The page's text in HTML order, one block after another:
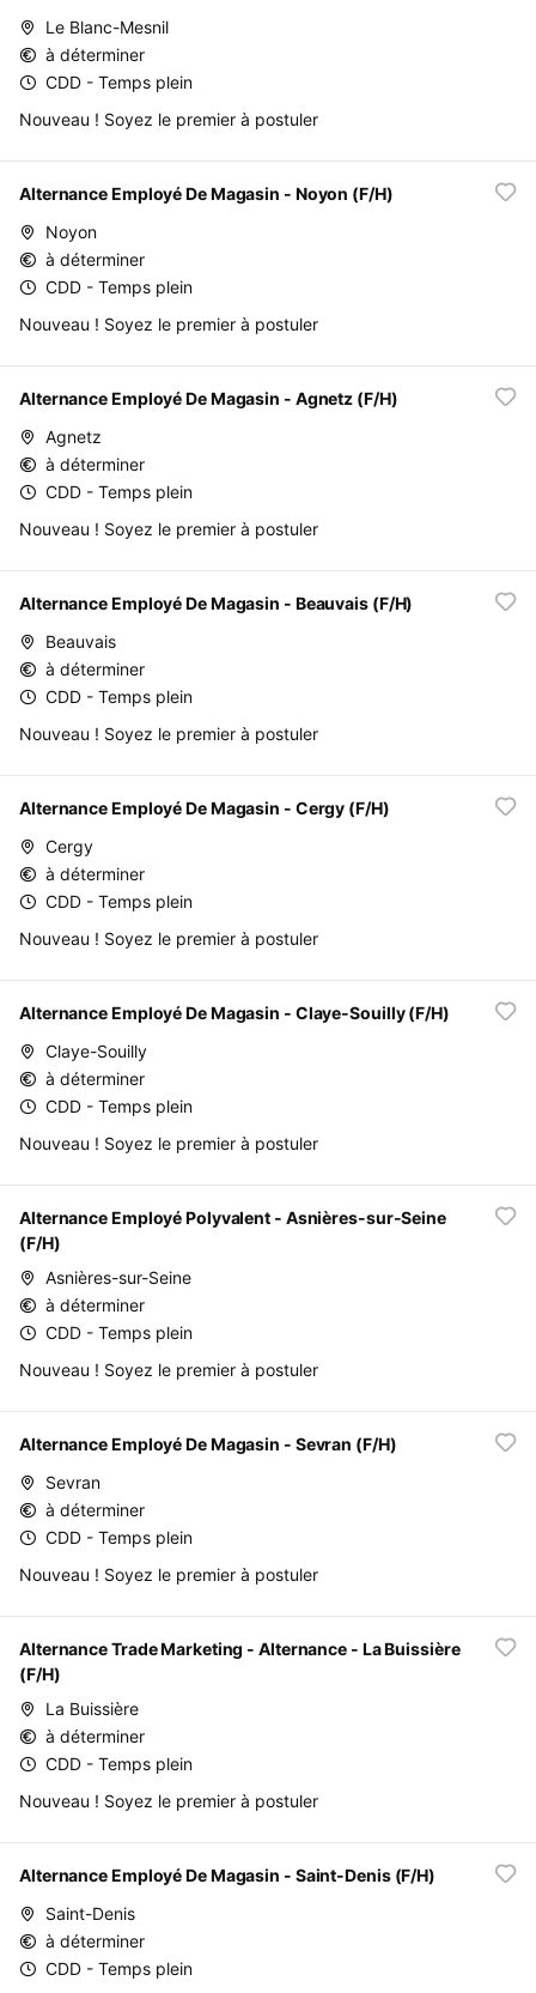
Le Blanc-Mesnil
à déterminer
CDD - Temps plein
Nouveau ! Soyez le premier à postuler
Alternance Employé De Magasin - Noyon (F/H)
Noyon
à déterminer
CDD - Temps plein
Nouveau ! Soyez le premier à postuler
Alternance Employé De Magasin - Agnetz (F/H)
Agnetz
à déterminer
CDD - Temps plein
Nouveau ! Soyez le premier à postuler
Alternance Employé De Magasin - Beauvais (F/H)
Beauvais
à déterminer
CDD - Temps plein
Nouveau ! Soyez le premier à postuler
Alternance Employé De Magasin - Cergy (F/H)
Cergy
à déterminer
CDD - Temps plein
Nouveau ! Soyez le premier à postuler
Alternance Employé De Magasin - Claye-Souilly (F/H)
Claye-Souilly
à déterminer
CDD - Temps plein
Nouveau ! Soyez le premier à postuler
Alternance Employé Polyvalent - Asnières-sur-Seine
(F/H)
Asnières-sur-Seine
à déterminer
CDD - Temps plein
Nouveau ! Soyez le premier à postuler
Alternance Employé De Magasin - Sevran (F/H)
Sevran
à déterminer
CDD - Temps plein
Nouveau ! Soyez le premier à postuler
Alternance Trade Marketing - Alternance - La Buissière
(F/H)
La Buissière
à déterminer
CDD - Temps plein
Nouveau ! Soyez le premier à postuler
Alternance Employé De Magasin - Saint-Denis (F/H)
Saint-Denis
à déterminer
CDD - Temps plein